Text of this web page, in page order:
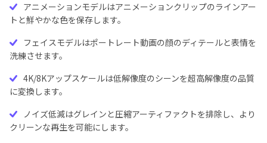
アニメーションモデルはアニメーションクリップのラインアー
トと鮮やかな色を保存します。
フェイスモデルはポートレート動画の顔のディテールと表情を
洗練させます。
4K/8Kアップスケールは低解像度のシーンを超高解像度の品質
に変換します。
ノイズ低減はグレインと圧縮アーティファクトを排除し、より
クリーンな再生を可能にします。